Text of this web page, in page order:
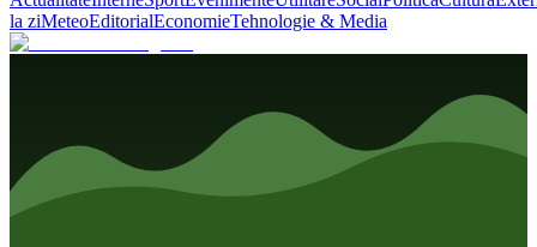
la ziMeteoEditorialEconomieTehnologie & Media